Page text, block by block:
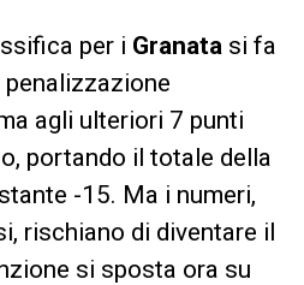
per i Granata si fa
agli ulteriori 7 punti
portando il totale della
-15. Ma i numeri,
rischiano di diventare il
si sposta ora su